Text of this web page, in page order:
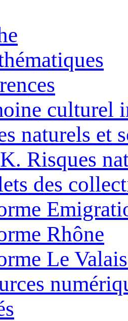
culturel
naturels et
Risques
des
Rhône
Le